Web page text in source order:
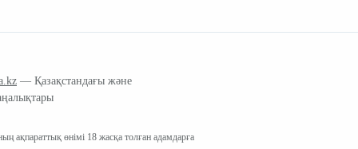
— Қазақстандағы және
ақпараттық өнімі 18 жасқа толған адамдарға